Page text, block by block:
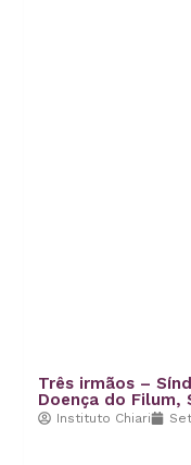
Três irmãos –
Doença do Filum,
Instituto Chiari